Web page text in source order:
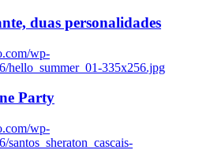
duas personalidades
wp-
hello_summer_01-335x256.jpg
Party
wp-
santos_sheraton_cascais-